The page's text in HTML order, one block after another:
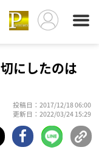
にしたのは
投稿日：2017/12/18 06:00
更新日：2022/03/24 15:29